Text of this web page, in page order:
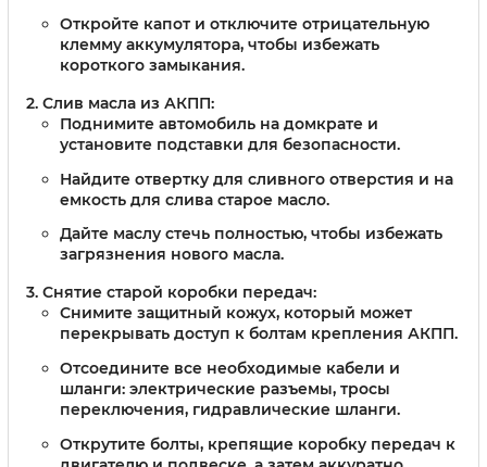
Откройте капот и отключите отрицательную
клемму аккумулятора, чтобы избежать
короткого замыкания.
Слив масла из АКПП:
Поднимите автомобиль на домкрате и
установите подставки для безопасности.
Найдите отвертку для сливного отверстия и на
емкость для слива старое масло.
Дайте маслу стечь полностью, чтобы избежать
загрязнения нового масла.
Снятие старой коробки передач:
Снимите защитный кожух, который может
перекрывать доступ к болтам крепления АКПП.
Отсоедините все необходимые кабели и
шланги: электрические разъемы, тросы
переключения, гидравлические шланги.
Открутите болты, крепящие коробку передач к